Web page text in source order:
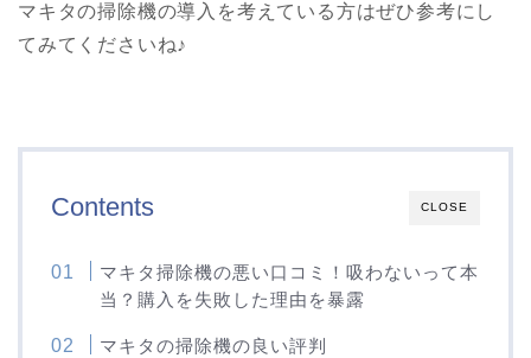
マキタの掃除機の導入を考えている方はぜひ参考にし
てみてくださいね♪
CLOSE
Contents
マキタ掃除機の悪い口コミ！吸わないって本
当？購入を失敗した理由を暴露
マキタの掃除機の良い評判